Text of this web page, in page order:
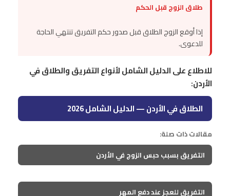
طلاق الزوج قبل الحكم
إذا أوقع الزوج الطلاق قبل صدور حكم التفريق تنتهي الحاجة
للدعوى.
للاطلاع على الدليل الشامل لأنواع التفريق والطلاق في
الأردن:
الطلاق في الأردن — الدليل الشامل 2026
مقالات ذات صلة:
التفريق بسبب حبس الزوج في الأردن
التفريق للعجز عند دفع المهر